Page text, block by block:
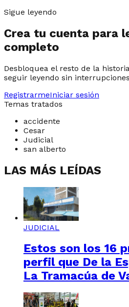
Sigue leyendo
Crea tu cuenta para
completo
Desbloquea el resto de la
seguir leyendo sin
RegistrarmeIniciar sesión
Temas tratados
accidente
Cesar
Judicial
san alberto
LAS MÁS LEÍDAS
JUDICIAL
Estos son los 16
perfil que De la
La Tramacúa de